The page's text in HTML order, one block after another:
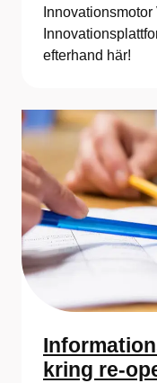
Innovationsmotor
efterhand här!
kring re-